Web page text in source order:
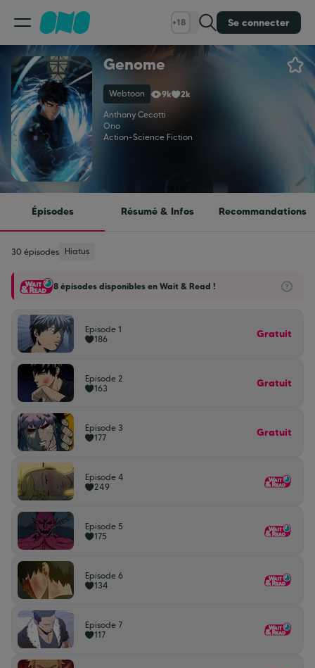
+18 Se connecter
Classement
Calendrier
Bibliothèque
Coinshop
Blog
Genome
Webtoon 9k
2k
Anthony Cecotti
Ono
Action-Science Fiction
Épisodes Résumé & Infos Recommandations
30 épisodes Hiatus
8 épisodes disponibles en Wait & Read !
Episode 1
186
Gratuit
Episode 2
163
Gratuit
Episode 3
177
Gratuit
Episode 4
249
Episode 5
175
Episode 6
134
Episode 7
117